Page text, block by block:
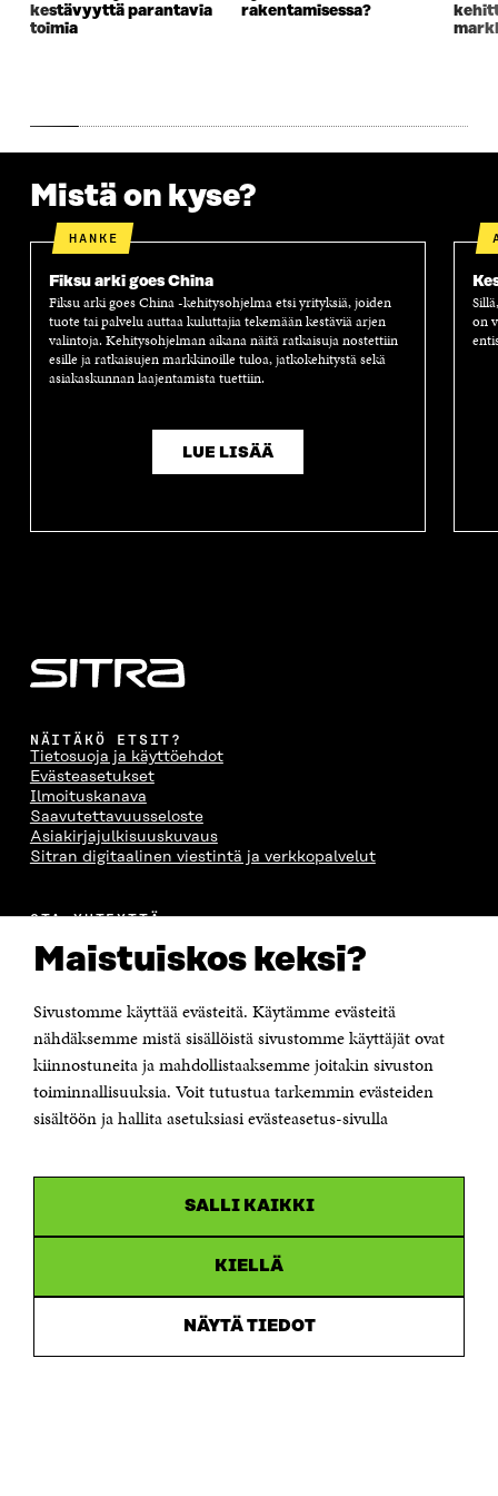
Maistuiskos keksi?
Sivustomme käyttää evästeitä. Käytämme evästeitä
nähdäksemme mistä sisällöistä sivustomme käyttäjät ovat
kiinnostuneita ja mahdollistaaksemme joitakin sivuston
toiminnallisuuksia. Voit tutustua tarkemmin evästeiden
sisältöön ja hallita asetuksiasi evästeasetus-sivulla
SALLI KAIKKI
KIELLÄ
NÄYTÄ TIEDOT
A
S
S
A
N
kestävyyttä parantavia
toimia
rakentamisessa?
Mistä on kyse?
HANKE
Fiksu arki goes China
Fiksu arki goes China -kehitysohjelma etsi yrityksiä, joiden
tuote tai palvelu auttaa kuluttajia tekemään kestäviä arjen
valintoja. Kehitysohjelman aikana näitä ratkaisuja nostettiin
esille ja ratkaisujen markkinoille tuloa, jatkokehitystä sekä
asiakaskunnan laajentamista tuettiin.
LUE LISÄÄ
on
NÄITÄKÖ ETSIT?
Tietosuoja ja käyttöehdot
Evästeasetukset
Ilmoituskanava
Saavutettavuusseloste
Asiakirjajulkisuuskuvaus
Sitran digitaalinen viestintä ja verkkopalvelut
OTA YHTEYTTÄ
Itämerenkatu 11-13, PL 160,
00181 Helsinki
Puhelin +358 294 618 991
Sähköpostiosoite
Saapumisohjeet
Y-tunnus 0202132-3
uudessa
ikkunassaInstagram